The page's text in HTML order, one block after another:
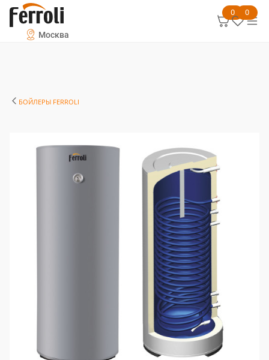
0 0
Москва
БОЙЛЕРЫ FERROLI